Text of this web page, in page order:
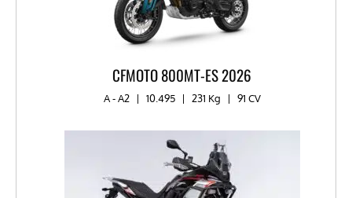
CFMOTO 800MT-ES 2026
A - A2 | 10.495 | 231 Kg | 91 CV